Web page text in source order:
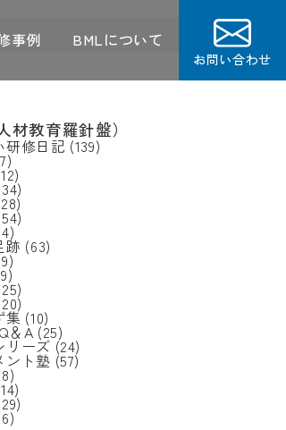
事例 BMLについて
お問い合わせ
材教育羅針盤）
研修日記 (139)
跡 (63)
集 (10)
＆A (25)
リーズ (24)
ント塾 (57)